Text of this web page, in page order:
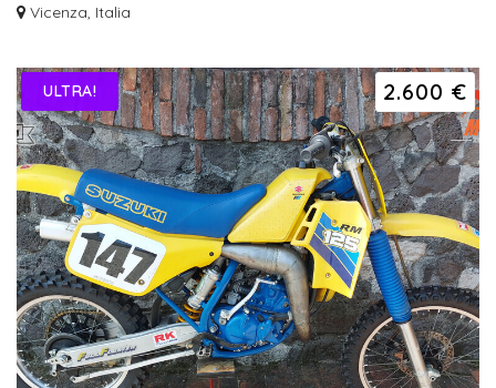
Vicenza, Italia
2.600 €
ULTRA!